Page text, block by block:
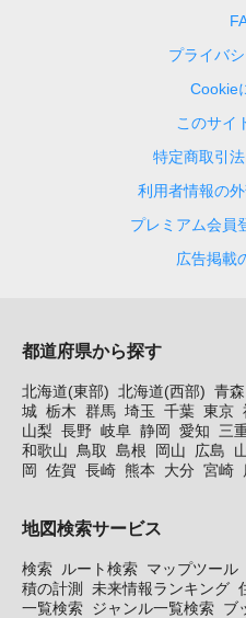
プライバ
Cookie
このサイ
特定商取引
利用者情報の
プレミアム会員
広告掲載
都道府県から探す
北海道(東部) 北海道(西部) 青森
城 栃木 群馬 埼玉 千葉 東京
山梨 長野 岐阜 静岡 愛知 三
和歌山 鳥取 島根 岡山 広島
岡
佐賀 長崎 熊本 大分 宮崎
地図検索サービス
検索 ルート検索 マップツール
積の計測
未来情報ランキング
一覧検索 ジャンル一覧検索 ブ